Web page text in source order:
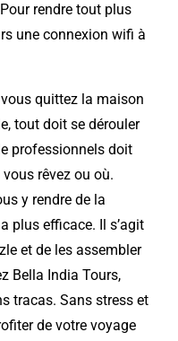
Pour rendre tout plus
une connexion wifi à
quittez la maison
tout doit se dérouler
professionnels doit
rêvez ou où.
y rendre de la
plus efficace. Il s’agit
et de les assembler
Bella India Tours,
tracas. Sans stress et
de votre voyage